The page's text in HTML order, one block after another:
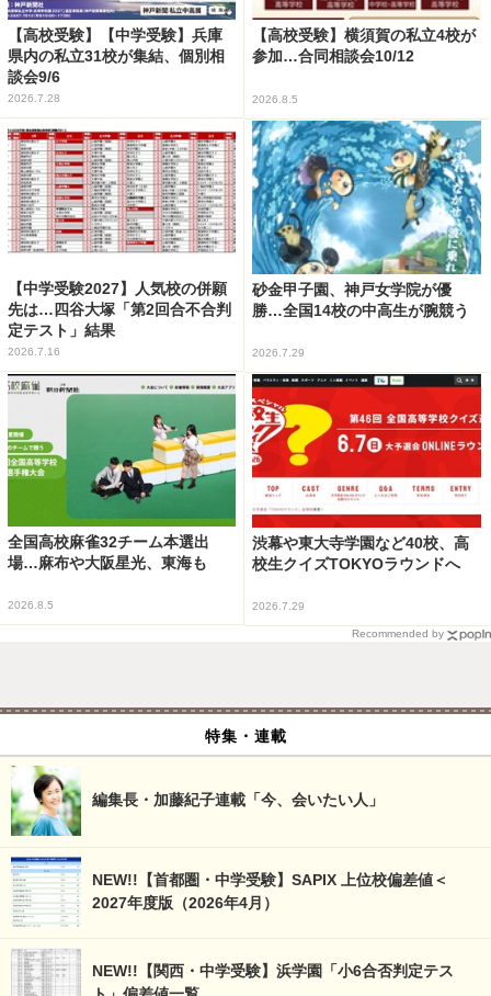
【高校受験】【中学受験】兵庫
県内の私立31校が集結、個別相
談会9/6
2026.7.28
【高校受験】横須賀の私立4校が
参加…合同相談会10/12
2026.8.5
【中学受験2027】人気校の併願
先は…四谷大塚「第2回合不合判
定テスト」結果
2026.7.16
砂金甲子園、神戸女学院が優
勝…全国14校の中高生が腕競う
2026.7.29
全国高校麻雀32チーム本選出
場…麻布や大阪星光、東海も
2026.8.5
渋幕や東大寺学園など40校、高
校生クイズTOKYOラウンドへ
2026.7.29
Recommended by
特集・連載
編集長・加藤紀子連載「今、会いたい人」
NEW!!【首都圏・中学受験】SAPIX 上位校偏差値＜
2027年度版（2026年4月）
NEW!!【関西・中学受験】浜学園「小6合否判定テス